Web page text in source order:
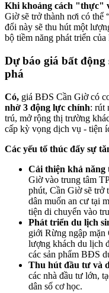
Khi khoảng cách "thực"
Giờ sẽ trở thành nơi có thể
đổi này sẽ thu hút một
bộ tiềm năng phát triển
Dự báo giá bất
phá
Có, giá BĐS Cần Giờ có
nhờ 3 động lực chính: rút
trú, mở rộng thị trường
cấp kỳ vọng dịch vụ - tiện
Các yếu tố thúc đẩy sự
Cải thiện khả năng
Giờ vào trung tâm
phút, Cần Giờ sẽ trở
dân muốn an cư tại
tiện di chuyển vào
Phát triển du lịch
giới Rừng ngập
lượng khách du lịch
các sản phẩm BĐS
Thu hút đầu tư và
các nhà đầu tư lớn,
dân số cơ học.